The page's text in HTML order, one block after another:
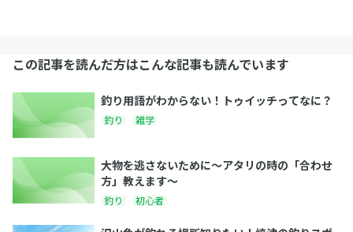
この記事を読んだ方はこんな記事も読んでいます
釣り用語がわからない！トゥイッチってなに？
釣り 雑学
大物を逃さないために～アタリの時の「合わせ
方」教えます～
釣り 初心者